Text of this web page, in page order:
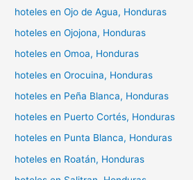
hoteles en Ojo de Agua, Honduras
hoteles en Ojojona, Honduras
hoteles en Omoa, Honduras
hoteles en Orocuina, Honduras
hoteles en Peña Blanca, Honduras
hoteles en Puerto Cortés, Honduras
hoteles en Punta Blanca, Honduras
hoteles en Roatán, Honduras